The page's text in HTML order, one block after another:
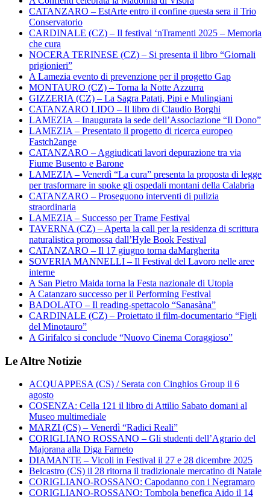
CATANZARO – EstArte entro il confine questa sera il Trio
Conservatorio
CARDINALE (CZ) – Il festival ‘nTramenti 2025 – Memoria
che cura
NOCERA TERINESE (CZ) – Si presenta il libro “Giornali
prigionieri”
A Lamezia evento di prevenzione per il progetto Gap
MONTAURO (CZ) – Torna la Notte Azzurra
GIZZERIA (CZ) – La Sagra Patati, Pipi e Mulingiani
CATANZARO LIDO – Il libro di Claudio Borghi
LAMEZIA – Inaugurata la sede dell’Associazione “Il Dono”
LAMEZIA – Presentato il progetto di ricerca europeo
Fastch2ange
CATANZARO – Aggiudicati lavori depurazione tra via
Fiume Busento e Barone
LAMEZIA – Venerdì “La cura” presenta la proposta di legge
per trasformare in spoke gli ospedali montani della Calabria
CATANZARO – Proseguono interventi di pulizia
straordinaria
LAMEZIA – Successo per Trame Festival
TAVERNA (CZ) – Aperta la call per la residenza di scrittura
naturalistica promossa dall’Hyle Book Festival
CATANZARO – Il 17 giugno torna daMargherita
SOVERIA MANNELLI – Il Festival del Lavoro nelle aree
interne
A San Pietro Maida torna la Festa nazionale di Utopia
A Catanzaro successo per il Performing Festival
BADOLATO – Il reading-spettacolo “Sanasàna”
CARDINALE (CZ) – Proiettato il film-documentario “Figli
del Minotauro”
A Girifalco si conclude “Nuovo Cinema Coraggioso”
Le Altre Notizie
ACQUAPPESA (CS) / Serata con Cinghios Group il 6
agosto
COSENZA: Cella 121 il libro di Attilio Sabato domani al
Museo multimediale
MARZI (CS) – Venerdì “Radici Reali”
CORIGLIANO ROSSANO – Gli studenti dell’Agrario del
Majorana alla Diga Farneto
DIAMANTE – Vicoli in Festival il 27 e 28 dicembre 2025
Belcastro (CS) il 28 ritorna il tradizionale mercatino di Natale
CORIGLIANO-ROSSANO: Capodanno con i Negramaro
CORIGLIANO-ROSSANO: Tombola benefica Aido il 14